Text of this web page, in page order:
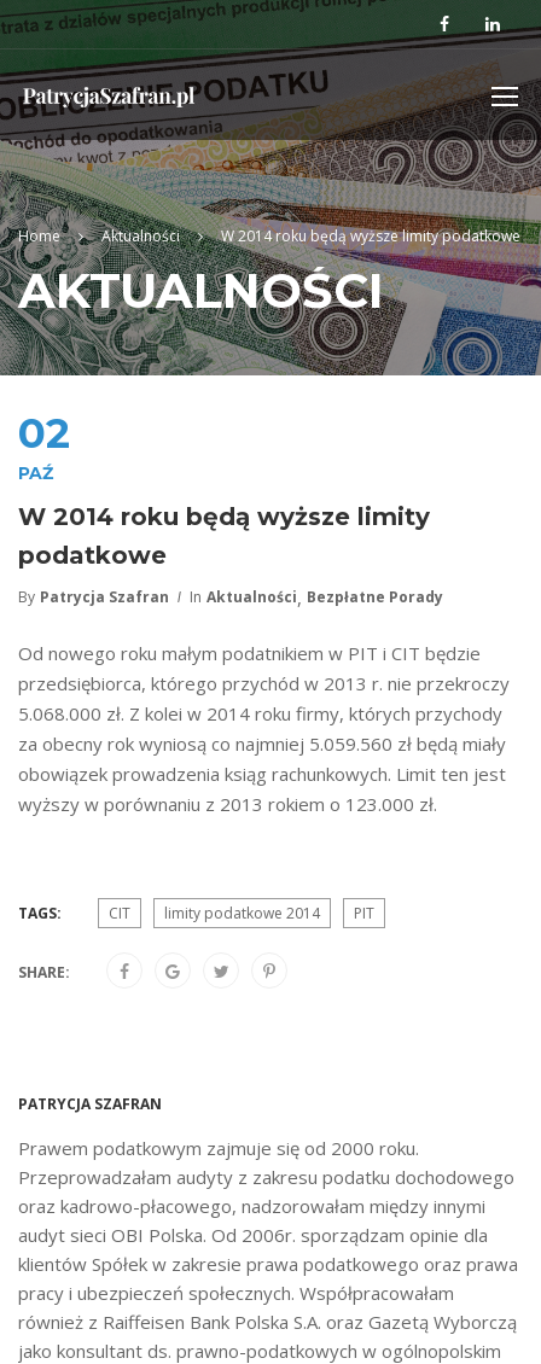
Home Aktualności W 2014 roku będą wyższe limity podatkowe
AKTUALNOŚCI
02
PAŹ
W 2014 roku będą wyższe limity
podatkowe
By Patrycja Szafran In Aktualności, Bezpłatne Porady
Od nowego roku małym podatnikiem w PIT i CIT będzie
przedsiębiorca, którego przychód w 2013 r. nie przekroczy
5.068.000 zł. Z kolei w 2014 roku firmy, których przychody
za obecny rok wyniosą co najmniej 5.059.560 zł będą miały
obowiązek prowadzenia ksiąg rachunkowych. Limit ten jest
wyższy w porównaniu z 2013 rokiem o 123.000 zł.
TAGS: CIT limity podatkowe 2014 PIT
SHARE:
PATRYCJA SZAFRAN
Prawem podatkowym zajmuje się od 2000 roku.
Przeprowadzałam audyty z zakresu podatku dochodowego
oraz kadrowo-płacowego, nadzorowałam między innymi
audyt sieci OBI Polska. Od 2006r. sporządzam opinie dla
klientów Spółek w zakresie prawa podatkowego oraz prawa
pracy i ubezpieczeń społecznych. Współpracowałam
również z Raiffeisen Bank Polska S.A. oraz Gazetą Wyborczą
jako konsultant ds. prawno-podatkowych w ogólnopolskim